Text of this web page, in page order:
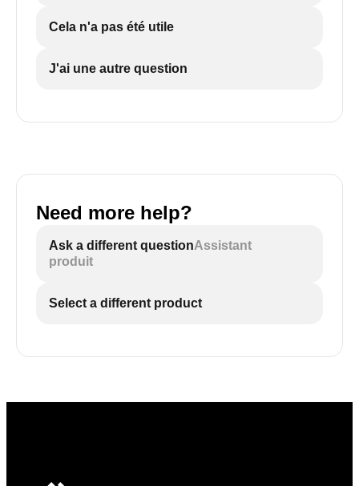
Cela n'a pas été utile
J'ai une autre question
Need more help?
Ask a different questionAssistant
produit
Select a different product